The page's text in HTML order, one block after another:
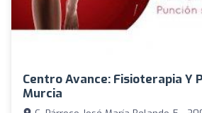
Centro Avance: Fisioterapia Y
Murcia